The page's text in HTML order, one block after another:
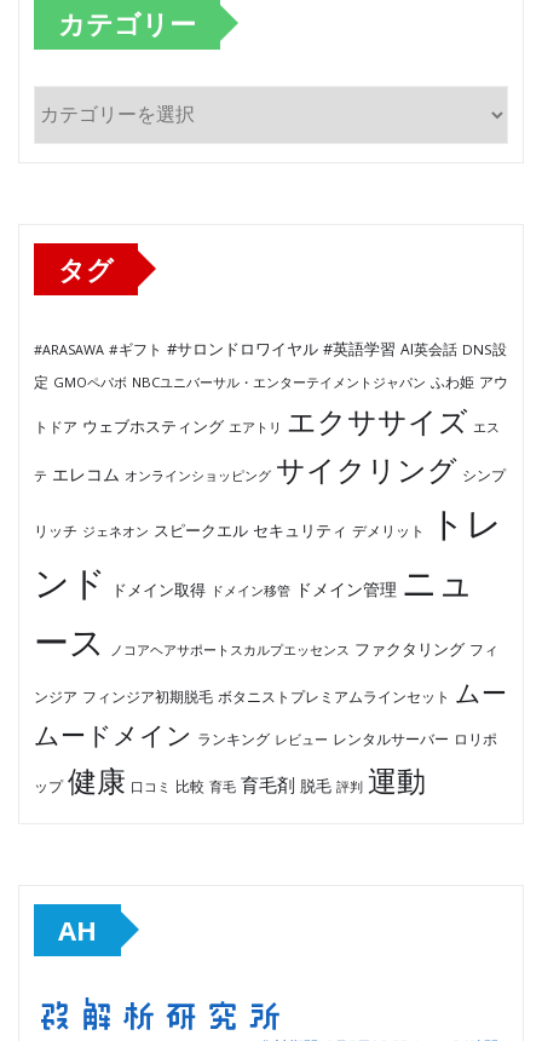
カテゴリー
カ
タグ
#ARASAWA #ギフト #サロンドロワイヤル #英語学習 AI英会話 DNS設
定 GMOペパボ NBCユニバーサル・エンターテイメントジャパン ふわ姫 アウ
トドア ウェブホスティング エアトリ エクササイズ エス
テ エレコム オンラインショッピング サイクリング シンプ
リッチ ジェネオン スピークエル セキュリティ デメリット
トレ
ンド
ドメイン取得 ドメイン移管 ドメイン管理 ニュ
ース
ノコアヘアサポートスカルプエッセンス ファクタリング フィ
ンジア フィンジア初期脱毛 ボタニストプレミアムラインセット ムー
ムードメイン ランキング レビュー レンタルサーバー ロリポ
ップ 健康 口コミ 比較 育毛 育毛剤 脱毛 評判 運動
AH